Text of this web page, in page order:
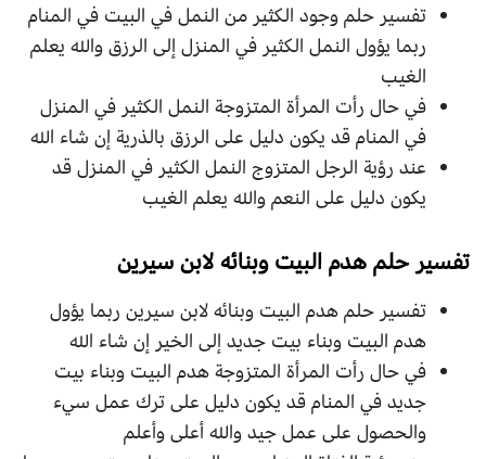
تفسير حلم وجود الكثير من النمل في البيت في المنام
ربما يؤول النمل الكثير في المنزل إلى الرزق والله يعلم
الغيب
في حال رأت المرأة المتزوجة النمل الكثير في المنزل
في المنام قد يكون دليل على الرزق بالذرية إن شاء الله
عند رؤية الرجل المتزوج النمل الكثير في المنزل قد
يكون دليل على النعم والله يعلم الغيب
تفسير حلم هدم البيت وبنائه لابن سيرين
تفسير حلم هدم البيت وبنائه لابن سيرين ربما يؤول
هدم البيت وبناء بيت جديد إلى الخير إن شاء الله
في حال رأت المرأة المتزوجة هدم البيت وبناء بيت
جديد في المنام قد يكون دليل على ترك عمل سيء
والحصول على عمل جيد والله أعلى وأعلم